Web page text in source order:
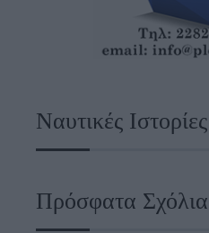
Ναυτικές Ιστορίες
Πρόσφατα Σχόλια